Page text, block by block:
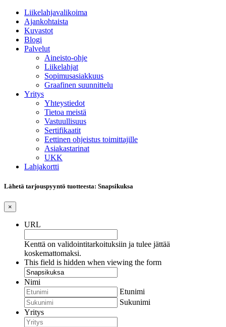
Liikelahjavalikoima
Ajankohtaista
Kuvastot
Blogi
Palvelut
Aineisto-ohje
Liikelahjat
Sopimusasiakkuus
Graafinen suunnittelu
Yritys
Yhteystiedot
Tietoa meistä
Vastuullisuus
Sertifikaatit
Eettinen ohjeistus toimittajille
Asiakastarinat
UKK
Lahjakortti
Lähetä tarjouspyyntö tuotteesta: Snapsikuksa
×
URL
Kenttä on validointitarkoituksiin ja tulee jättää
koskemattomaksi.
This field is hidden when viewing the form
Nimi
Etunimi
Sukunimi
Yritys